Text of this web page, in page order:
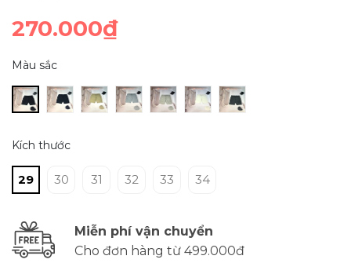
270.000₫
Màu sắc
Kích thước
29 30 31 32 33 34
Miễn phí vận chuyển
Cho đơn hàng từ 499.000đ